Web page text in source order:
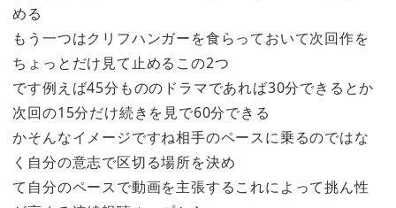
める
もう一つはクリフハンガーを食らっておいて次回作を
ちょっとだけ見て止めるこの2つ
です例えば45分もののドラマであれば30分できるとか
次回の15分だけ続きを見で60分できる
かそんなイメージですね相手のペースに乗るのではな
く自分の意志で区切る場所を決め
て自分のペースで動画を主張するこれによって挑ん性